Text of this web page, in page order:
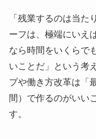
「残業するのは当た
ーフは、極端にいえ
なら時間をいくらで
いことだ」という考
プや働き方改革は「
間）で作るのがいい
す。